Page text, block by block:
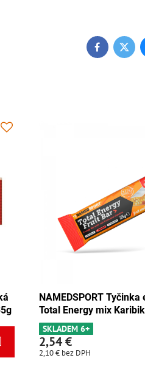
Facebook
NAMEDSPORT Tyčinka
Total Energy čokoláda-meruňka
SKLADEM 4ks
2,54 €
bez DPH